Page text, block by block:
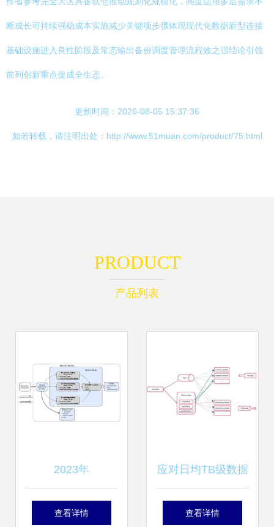
断成长可持续强稳成本实施减少关键项步骤体现现代化数据新型连接
基础设施进入良性阶段及常态输出备份调度管理流程效之强结论引领
前列创新重点促成全生态。
更新时间：2026-08-05 15:37:36
如若转载，请注明出处：http://www.51muan.com/product/75.html
PRODUCT
产品列表
2023年
NeBulAnGraph技
查看详情
应对日均TB级数据
量挑战 金山云选用
查看详情